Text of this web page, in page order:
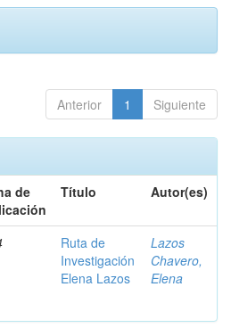
Anterior 1 Siguiente
de
Título Autor(es)
Ruta de
Investigación
Elena Lazos
Lazos
Chavero,
Elena